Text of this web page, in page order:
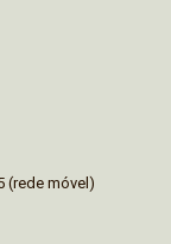
(rede móvel)